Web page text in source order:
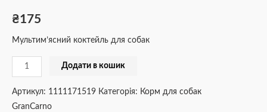
₴175
Мультим’ясний коктейль для собак
г
Додати в кошик
Артикул: 1111171519 Категорія: Корм для собак
GranCarno